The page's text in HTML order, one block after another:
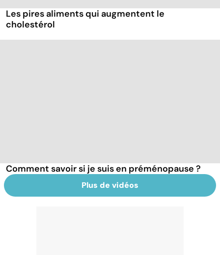
Les pires aliments qui augmentent le
cholestérol
Comment savoir si je suis en préménopause ?
Plus de vidéos